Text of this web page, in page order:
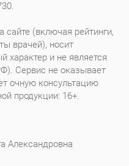
(включая рейтинги,
врачей), носит
характер и не является
Сервис не оказывает
очную консультацию
продукции: 16+.
Александровна